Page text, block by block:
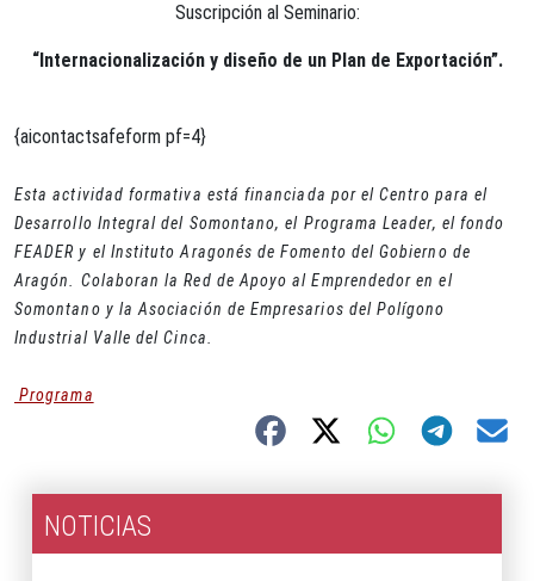
Suscripción al Seminario:
“Internacionalización y diseño de un Plan de Exportación”.
{aicontactsafeform pf=4}
Esta actividad formativa está financiada por el Centro para el
Desarrollo Integral del Somontano, el Programa Leader, el fondo
FEADER y el Instituto Aragonés de Fomento del Gobierno de
Aragón. Colaboran la Red de Apoyo al Emprendedor en el
Somontano y la Asociación de Empresarios del Polígono
Industrial Valle del Cinca.
Programa
NOTICIAS